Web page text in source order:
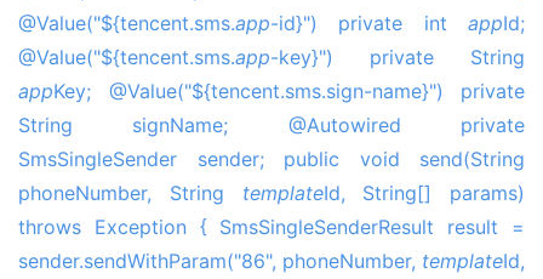
@Value("${tencent.sms.app-id}") private int appId;
@Value("${tencent.sms.app-key}") private String
appKey; @Value("${tencent.sms.sign-name}") private
String signName; @Autowired private
SmsSingleSender sender; public void send(String
phoneNumber, String templateId, String[] params)
throws Exception { SmsSingleSenderResult result =
sender.sendWithParam("86", phoneNumber, templateId,